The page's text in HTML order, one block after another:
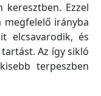
Ezzel
irányba
elcsavarodik, és
Az így sikló
terpeszben